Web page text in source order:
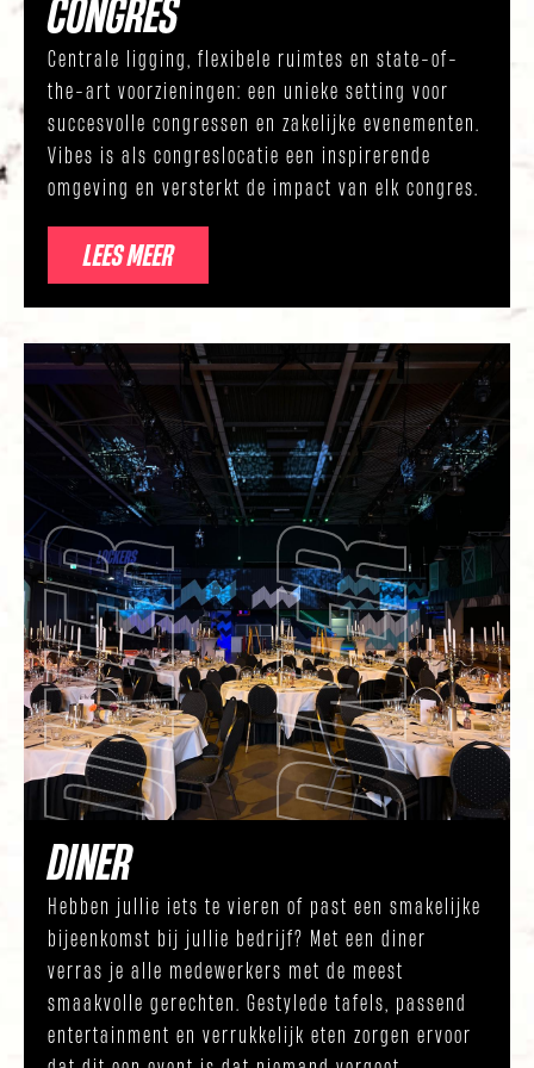
CONGRES
Centrale ligging, flexibele ruimtes en state-of-
the-art voorzieningen: een unieke setting voor
succesvolle congressen en zakelijke evenementen.
Vibes is als congreslocatie een inspirerende
omgeving en versterkt de impact van elk congres.
LEES MEER
D
I
N
E
R
D
I
N
E
DINER
Hebben jullie iets te vieren of past een smakelijke
bijeenkomst bij jullie bedrijf? Met een diner
verras je alle medewerkers met de meest
smaakvolle gerechten. Gestylede tafels, passend
entertainment en verrukkelijk eten zorgen ervoor